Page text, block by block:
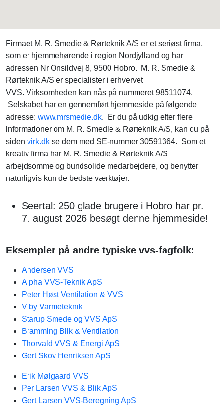
Firmaet M. R. Smedie & Rørteknik A/S er et seriøst firma,
som er hjemmehørende i region Nordjylland og har
adressen Nr Onsildvej 8, 9500 Hobro. M. R. Smedie &
Rørteknik A/S er specialister i erhvervet
VVS. Virksomheden kan nås på nummeret 98511074.
Selskabet har en gennemført hjemmeside på følgende
adresse: www.mrsmedie.dk. Er du på udkig efter flere
informationer om M. R. Smedie & Rørteknik A/S, kan du på
siden virk.dk se dem med SE-nummer 30591364. Som et
kreativ firma har M. R. Smedie & Rørteknik A/S
arbejdsomme og bundsolide medarbejdere, og benytter
naturligvis kun de bedste værktøjer.
Seertal: 250 glade brugere i Hobro har pr.
7. august 2026 besøgt denne hjemmeside!
Eksempler på andre typiske vvs-fagfolk:
Andersen VVS
Alpha VVS-Teknik ApS
Peter Høst Ventilation & VVS
Viby Varmeteknik
Starup Smede og VVS ApS
Bramming Blik & Ventilation
Thorvald VVS & Energi ApS
Gert Skov Henriksen ApS
Erik Mølgaard VVS
Per Larsen VVS & Blik ApS
Gert Larsen VVS-Beregning ApS